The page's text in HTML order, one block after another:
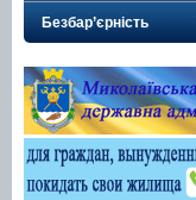
Безбар’єрність